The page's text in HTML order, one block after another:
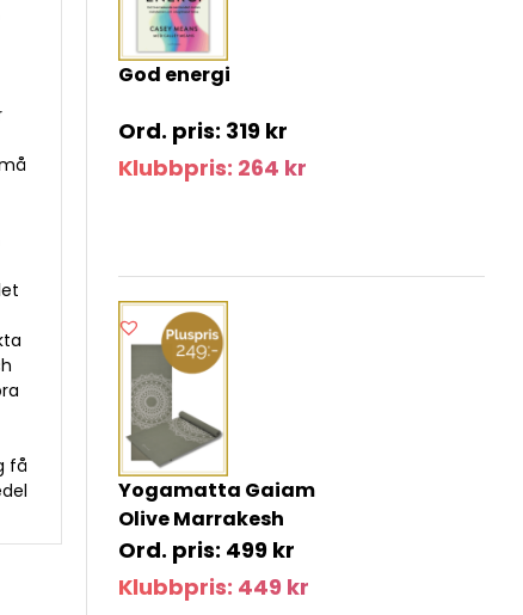
få
God energi
319 kr
Klubbpris: 264 kr
Yogamatta Gaiam
Olive Marrakesh
499 kr
Klubbpris: 449 kr